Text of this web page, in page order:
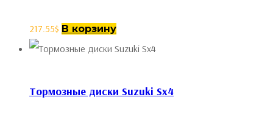
217.55$ В корзину
Тормозные диски Suzuki Sx4